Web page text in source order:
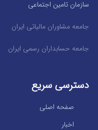
سازمان تامین اجتماعی
جامعه مشاوران مالیاتی ایران
جامعه حسابداران رسمی ایران
دسترسی سریع
صفحه اصلی
اخبار